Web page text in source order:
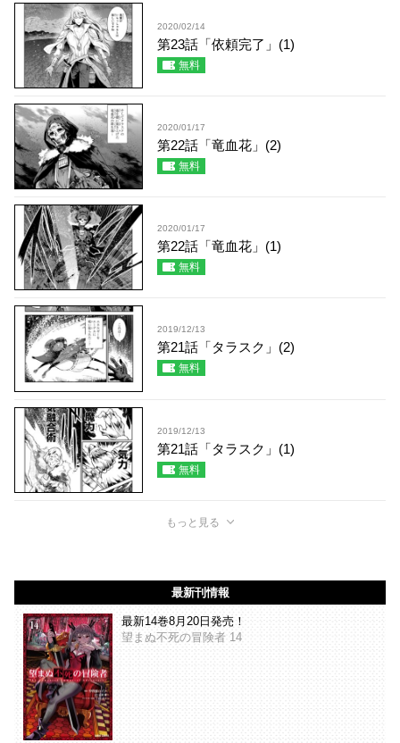
2020/02/14
第23話「依頼完了」(1)
無料
2020/01/17
第22話「竜血花」(2)
無料
2020/01/17
第22話「竜血花」(1)
無料
2019/12/13
第21話「タラスク」(2)
無料
2019/12/13
第21話「タラスク」(1)
無料
もっと見る
最新刊情報
最新14巻8月20日発売！
望まぬ不死の冒険者 14